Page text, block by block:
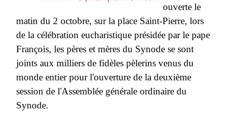
ouverte le
matin du 2 octobre, sur la place Saint-Pierre, lors
de la célébration eucharistique présidée par le pape
François, les pères et mères du Synode se sont
joints aux milliers de fidèles pèlerins venus du
monde entier pour l'ouverture de la deuxième
session de l'Assemblée générale ordinaire du
Synode.